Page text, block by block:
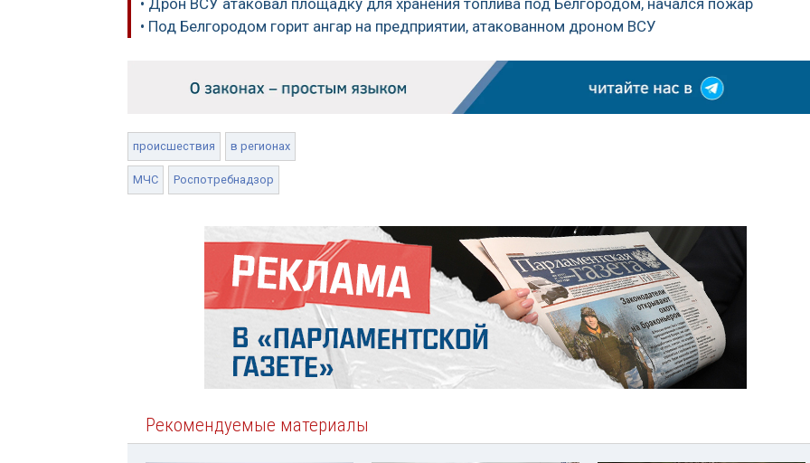
• Под Белгородом горит ангар на предприятии, атакованном дроном ВСУ
происшествия в регионах
МЧС Роспотребнадзор
Рекомендуемые материалы